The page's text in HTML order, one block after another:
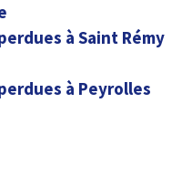
à Saint Rémy
à Peyrolles